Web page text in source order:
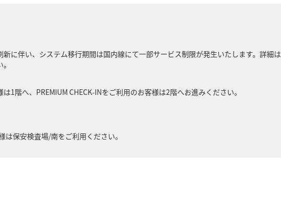
に伴い、システム移行期間は国内線にて一部サービス制限が発生いたします。詳細は
1階へ、PREMIUM CHECK-INをご利用のお客様は2階へお進みください。
保安検査場/南をご利用ください。